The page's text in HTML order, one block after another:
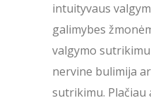
intuityvaus
galimybes
valgymo
nervine bulimija
sutrikimu.